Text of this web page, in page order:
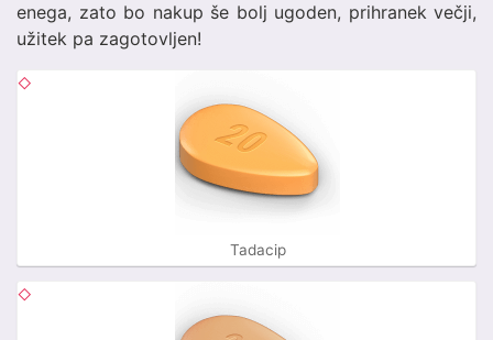
enega, zato bo nakup še bolj ugoden, prihranek večji,
užitek pa zagotovljen!
Tadacip